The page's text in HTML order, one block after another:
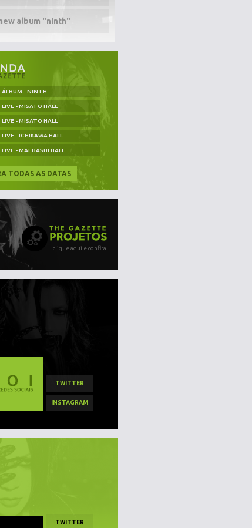
album "ninth"
ÁLBUM - NINTH
LIVE - MISATO HALL
LIVE - MISATO HALL
LIVE - ICHIKAWA HALL
LIVE - MAEBASHI HALL
TODAS AS DATAS
clique aqui e confira
TWITTER
INSTAGRAM
TWITTER